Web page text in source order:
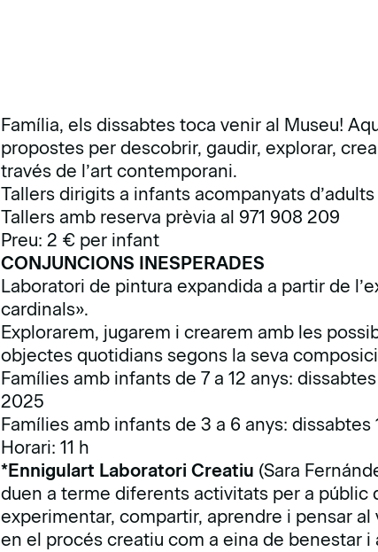
Família, els dissabtes toca venir al Museu!
propostes per descobrir, gaudir, explorar,
través de l’art contemporani.
Tallers dirigits a infants acompanyats d’adults
Tallers amb reserva prèvia al 971 908 209
Preu: 2 € per infant
CONJUNCIONS INESPERADES
Laboratori de pintura expandida a partir de
cardinals».
Explorarem, jugarem i crearem amb les
objectes quotidians segons la seva
Famílies amb infants de 7 a 12 anys:
2025
Famílies amb infants de 3 a 6 anys:
Horari: 11 h
*Ennigulart Laboratori Creatiu (Sara
duen a terme diferents activitats per a públic
experimentar, compartir, aprendre i pensar
en el procés creatiu com a eina de benestar i